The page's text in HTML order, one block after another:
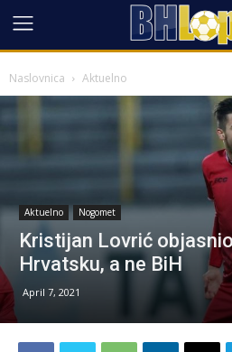
Naslovnica Aktuelno
Aktuelno Nogomet
Kristijan Lovrić
Hrvatsku, a ne BiH
April 7, 2021